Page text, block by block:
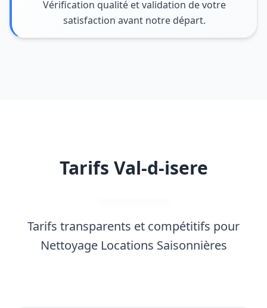
Vérification qualité et validation de votre
satisfaction avant notre départ.
Tarifs Val-d-isere
Tarifs transparents et compétitifs pour
Nettoyage Locations Saisonnières